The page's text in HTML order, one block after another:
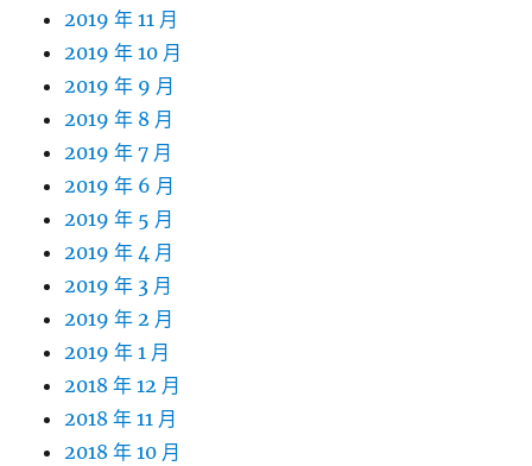
2019 年 11 月
2019 年 10 月
2019 年 9 月
2019 年 8 月
2019 年 7 月
2019 年 6 月
2019 年 5 月
2019 年 4 月
2019 年 3 月
2019 年 2 月
2019 年 1 月
2018 年 12 月
2018 年 11 月
2018 年 10 月